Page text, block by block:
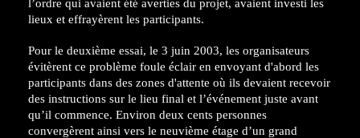
l’ordre qui avaient été averties du projet, avaient investi les
lieux et effrayèrent les participants.
Pour le deuxième essai, le 3 juin 2003, les organisateurs
évitèrent ce problème foule éclair en envoyant d'abord les
participants dans des zones d'attente où ils devaient recevoir
des instructions sur le lieu final et l’événement juste avant
qu’il commence. Environ deux cents personnes
convergèrent ainsi vers le neuvième étage d’un grand